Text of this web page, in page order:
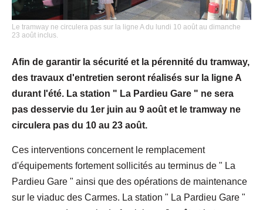
Le tramway ne circulera pas sur la ligne A du lundi 10 août au dimanche
23 août inclus.
Afin de garantir la sécurité et la pérennité du tramway,
des travaux d'entretien seront réalisés sur la ligne A
durant l'été. La station " La Pardieu Gare " ne sera
pas desservie du 1er juin au 9 août et le tramway ne
circulera pas du 10 au 23 août.
Ces interventions concernent le remplacement
d'équipements fortement sollicités au terminus de " La
Pardieu Gare " ainsi que des opérations de maintenance
sur le viaduc des Carmes. La station " La Pardieu Gare "